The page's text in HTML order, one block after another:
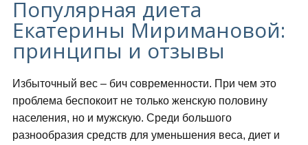
Популярная диета
Екатерины Миримановой:
принципы и отзывы
Избыточный вес – бич современности. При чем это
проблема беспокоит не только женскую половину
населения, но и мужскую. Среди большого
разнообразия средств для уменьшения веса, диет и